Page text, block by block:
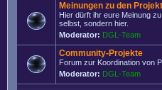
Meinungen zu den
Hier dürft ihr eure Meinung
selbst, sondern hier.
Moderator: DGL-Team
Community-Projekte
Forum zur Koordination von
Moderator: DGL-Team